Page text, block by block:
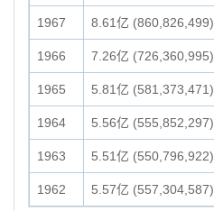
1967 8.61亿 (860,826,499)
1966 7.26亿 (726,360,995)
1965 5.81亿 (581,373,471)
1964 5.56亿 (555,852,297)
1963 5.51亿 (550,796,922)
1962 5.57亿 (557,304,587)